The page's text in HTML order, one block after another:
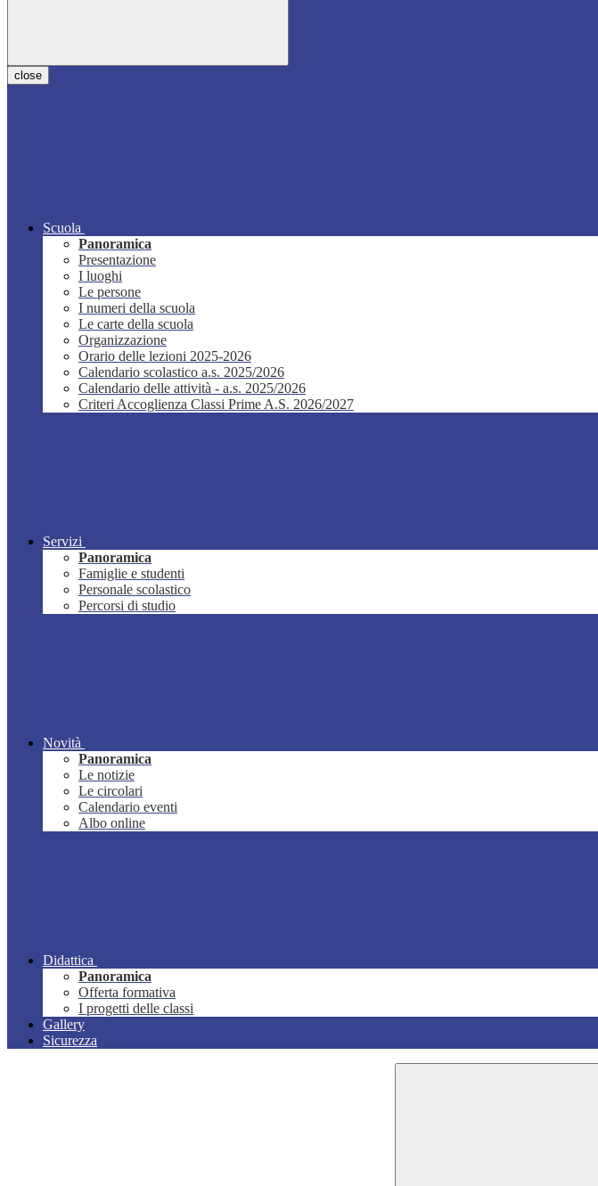
close
Scuola
Panoramica
Presentazione
I luoghi
Le persone
I numeri della scuola
Le carte della scuola
Organizzazione
Orario delle lezioni 2025-2026
Calendario scolastico a.s. 2025/2026
Calendario delle attività - a.s. 2025/2026
Criteri Accoglienza Classi Prime A.S. 2026/2027
Servizi
Panoramica
Famiglie e studenti
Personale scolastico
Percorsi di studio
Novità
Panoramica
Le notizie
Le circolari
Calendario eventi
Albo online
Didattica
Panoramica
Offerta formativa
I progetti delle classi
Gallery
Sicurezza